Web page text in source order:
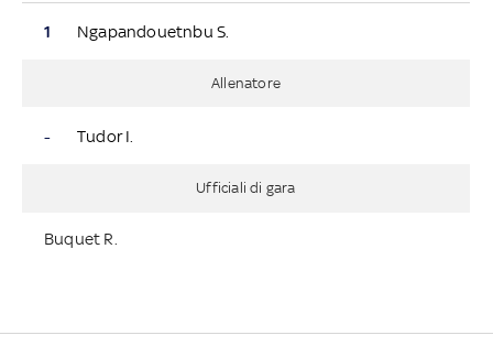
1 Ngapandouetnbu S.
Allenatore
- Tudor I.
Ufficiali di gara
Buquet R.